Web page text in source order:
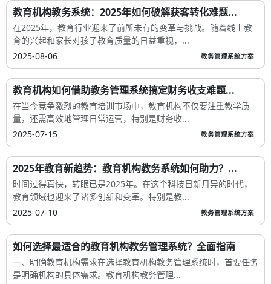
教育机构教务系统：2025年如何破解获客转化难题...
在2025年，教育行业迎来了前所未有的变革与挑战。随着线上教
育的兴起和家长对孩子教育质量的日益重视，...
2025-08-06
教务管理系统方案
教育机构如何借助教务管理系统搞定财务收支难题...
在当今竞争激烈的教育培训市场中，教育机构不仅要注重教学质
量，还需高效地管理日常运营，特别是财务收...
2025-07-15
教务管理系统方案
2025年教育新趋势：教育机构教务系统如何助力？...
时间过得真快，转眼已是2025年。在这个科技日新月异的时代，
教育领域也迎来了诸多创新和变革。特别是教...
2025-07-10
教务管理系统方案
如何选择最适合的教育机构教务管理系统？全面指南
一、明确教育机构需求在选择教育机构教务管理系统时，首要任务
是明确机构的具体需求。教育机构教务管理...